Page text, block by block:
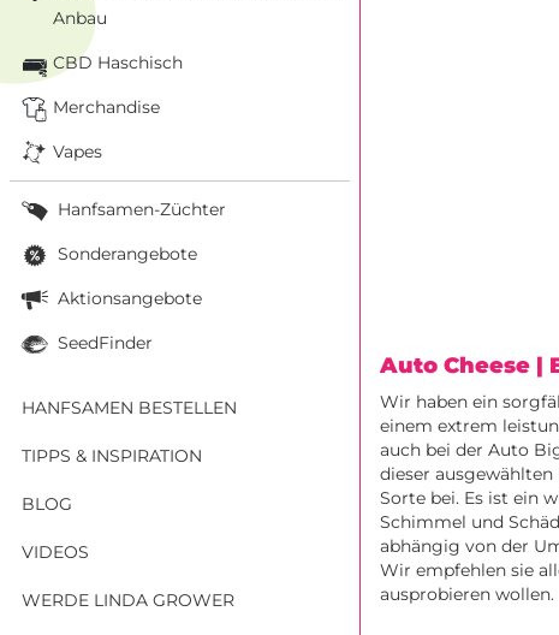
Auto Cheese |
Wir haben ein
einem extrem
auch bei der Auto
dieser ausgewählten
Sorte bei. Es ist ein
Schimmel und
abhängig von der
Wir empfehlen sie
ausprobieren wollen.
Anbau
CBD Haschisch
Merchandise
Vapes
Hanfsamen-Züchter
Sonderangebote
Aktionsangebote
SeedFinder
HANFSAMEN BESTELLEN
TIPPS & INSPIRATION
BLOG
VIDEOS
WERDE LINDA GROWER